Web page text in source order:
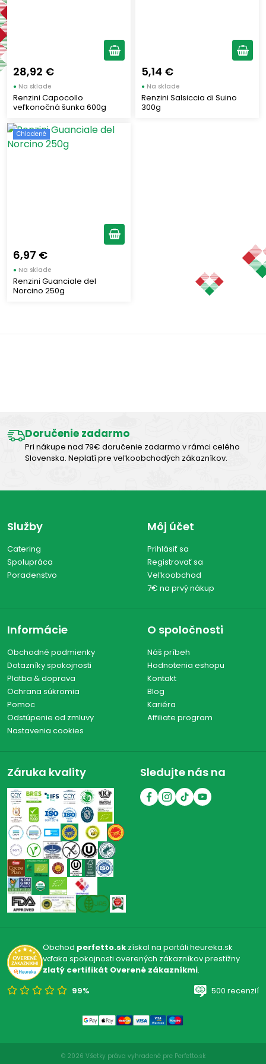
Štítky
Chladené(3)
Výhody - Vlastnosti produktu
Regióny Talianska
Umbria (3)
Klobásky(1)
Zobraziť všetko (3)
28,92 €
● Na sklade
Renzini Capocollo
veľkonočná šunka 600g
5,14 €
● Na sklade
Renzini Salsiccia di Suino
300g
Chladené
6,97 €
● Na sklade
Renzini Guanciale del
Norcino 250g
Doručenie zadarmo
Pri nákupe nad 79€ doručenie zadarmo v rámci celého
Slovenska. Neplatí pre veľkoobchodých zákazníkov.
Služby
Catering
Spolupráca
Poradenstvo
Môj účet
Prihlásiť sa
Registrovať sa
Veľkoobchod
7€ na prvý nákup
Informácie
Obchodné podmienky
Dotazníky spokojnosti
Platba & doprava
Ochrana súkromia
Pomoc
Odstúpenie od zmluvy
Nastavenia cookies
O spoločnosti
Náš príbeh
Hodnotenia eshopu
Kontakt
Blog
Kariéra
Affiliate program
Záruka kvality Sledujte nás na
Obchod perfetto.skzískal na portáli heureka.sk
vďaka spokojnosti overených zákazníkov prestížny
zlatý certifikát Overené zákazníkmi.
99%
500 recenzií
© 2026 Všetky práva vyhradené pre Perfetto.sk